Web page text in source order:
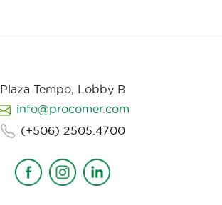
Plaza Tempo, Lobby B
info@procomer.com
(+506) 2505.4700